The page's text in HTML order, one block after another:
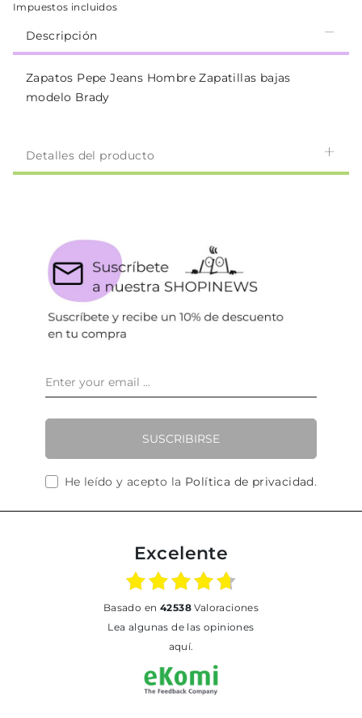
Impuestos incluidos
Descripción
Zapatos Pepe Jeans Hombre Zapatillas bajas
modelo Brady
Detalles del producto
SUSCRIBIRSE
He leído y acepto la Política de privacidad.
Excelente
basado en 42538Valoraciones
Lea algunas de las opiniones
aquí.